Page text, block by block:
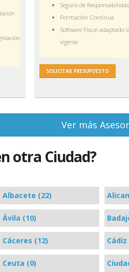
Seguro de
Formación Continua
Software Fiscal adaptado
vigente
SOLICITAR PRESUPUESTO
Ver más
otra Ciudad?
Albacete (22)
Ávila (10)
Cáceres (12) Cádiz
Ceuta (0)